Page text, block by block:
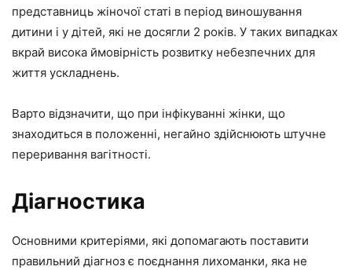
представниць жіночої статі в період виношування
дитини і у дітей, які не досягли 2 років. У таких випадках
вкрай висока ймовірність розвитку небезпечних для
життя ускладнень.
Варто відзначити, що при інфікуванні жінки, що
знаходиться в положенні, негайно здійснюють штучне
переривання вагітності.
Діагностика
Основними критеріями, які допомагають поставити
правильний діагноз є поєднання лихоманки, яка не